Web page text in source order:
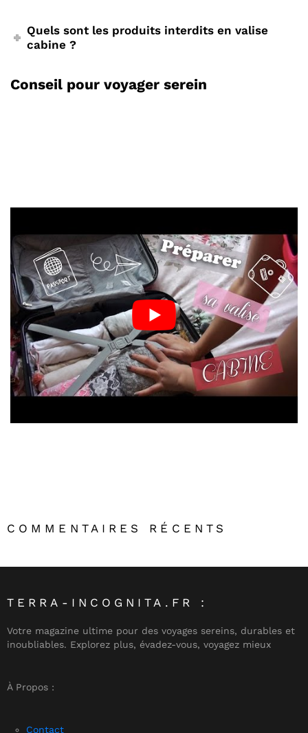
Quels sont les produits interdits en valise
cabine ?
Conseil pour voyager serein
COMMENTAIRES RÉCENTS
TERRA-INCOGNITA.FR :
Votre magazine ultime pour des voyages sereins, durables et
inoubliables. Explorez plus, évadez-vous, voyagez mieux
À Propos :
Contact